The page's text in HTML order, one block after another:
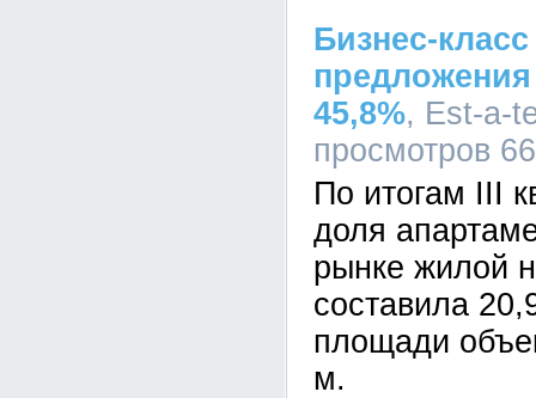
Бизнес-
45,8%, Est-a-
просмотров
По итогам III
доля
рынке жилой
составила
площади
м.